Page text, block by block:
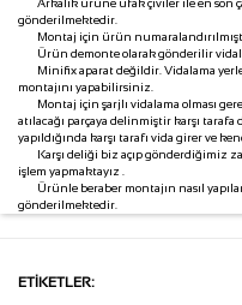
Arkalık ürüne ufak çiviler ile en son
gönderilmektedir.
Montaj için ürün
Ürün demonte olarak gönderilir
Minifix aparat değildir. Vidalama
montajını yapabilirsiniz.
Montaj için şarjlı vidalama olması
atılacağı parçaya delinmiştir karşı
yapıldığında karşı tarafı vida girer ve
Karşı deliği biz açıp gönderdiğimiz
işlem yapmaktayız .
Ürünle beraber montajın nasıl
gönderilmektedir.
ETIKETLER: